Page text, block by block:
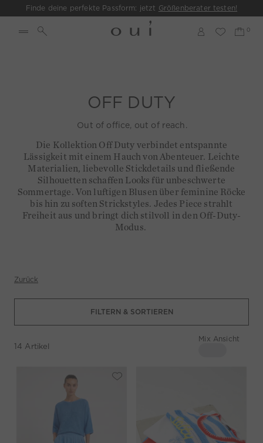
Finde deine perfekte Passform: jetzt Größenberater testen!
OFF DUTY
Out of office, out of reach.
Die Kollektion Off Duty verbindet entspannte
Lässigkeit mit einem Hauch von Abenteuer. Leichte
Materialien, liebevolle Stickdetails und fließende
Silhouetten schaffen Looks für unbeschwerte
Sommertage. Von luftigen Blusen über feminine Röcke
bis hin zu soften Strickstyles. Jedes Piece strahlt
Freiheit aus und bringt dich stilvoll in den Off-Duty-
Modus.
Zurück
FILTERN & SORTIEREN
14 Artikel
Mix Ansicht